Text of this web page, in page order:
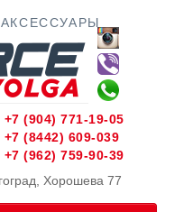
Хорошева 77
+7 (904) 771-19-05
+7 (8442) 609-039
+7 (962) 759-90-39